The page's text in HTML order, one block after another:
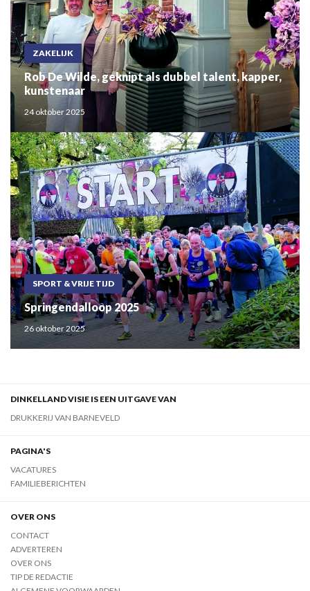
ZAKELIJK
Rob De Wilde, geknipt als dubbel talent, kapper,
kunstenaar
24 oktober 2025
SPORT & VRIJE TIJD
Springendalloop 2025
26 oktober 2025
DINKELLAND VISIE IS EEN UITGAVE VAN
DRUKKERIJ VAN BARNEVELD
PAGINA'S
VACATURES
FAMILIEBERICHTEN
OVER ONS
CONTACT
ADVERTEREN
OVER ONS
TIP DE REDACTIE